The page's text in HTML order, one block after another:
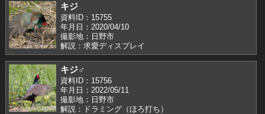
キジ
資料ID：15755
年月日：2020/04/10
撮影地：日野市
解説：求愛ディスプレイ
キジ♂
資料ID：15756
年月日：2022/05/11
撮影地：日野市
解説：ドラミング（ほろ打ち）